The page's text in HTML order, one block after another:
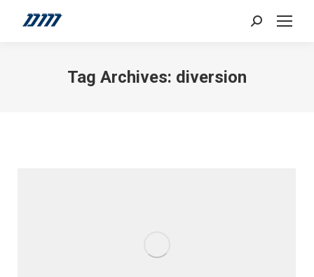
Search:
Tag Archives: diversion